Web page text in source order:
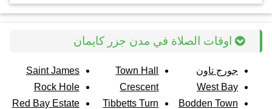
اوقات الصلاة في مدن جزر كايمان
جورج تاون
West Bay
Bodden Town
Town Hall
Crescent
Tibbetts Turn
Saint James
Rock Hole
Red Bay Estate